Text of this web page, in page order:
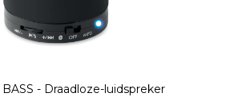
- Draadloze-luidspreker